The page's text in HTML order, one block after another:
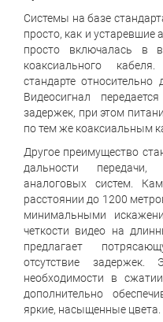
Системы на базе
просто, как и устаревшие
просто включалась в
коаксиального
стандарте
Видеосигнал
задержек, при этом
по тем же коаксиальным
Другое преимущество
дальности
аналоговых систем.
расстоянии до 1200
минимальными
четкости видео на
предлагает
отсутствие задержек.
необходимости в
дополнительно
яркие, насыщенные цвета.